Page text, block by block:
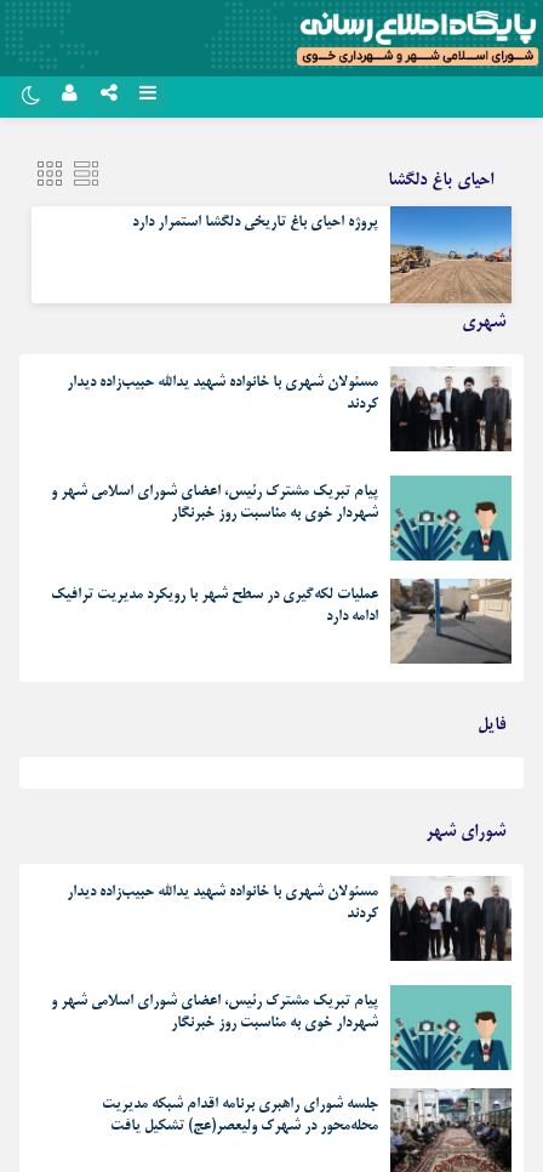
سروش
ایتا
آپارات
رمز عبور
مرا به خاطر بسپار
احیای باغ دلگشا
پروژه احیای باغ تاریخی دلگشا استمرار دارد
شهری
مسئولان شهری با خانواده شهید یدالله حبیب‌زاده دیدار
کردند
پیام تبریک مشترک رئیس، اعضای شورای اسلامی شهر و
شهردار خوی به مناسبت روز خبرنگار
عملیات لکه‌گیری در سطح شهر با رویکرد مدیریت ترافیک
ادامه دارد
فایل
شورای شهر
مسئولان شهری با خانواده شهید یدالله حبیب‌زاده دیدار
کردند
پیام تبریک مشترک رئیس، اعضای شورای اسلامی شهر و
شهردار خوی به مناسبت روز خبرنگار
جلسه شورای راهبری برنامه اقدام شبکه مدیریت
محله‌محور در شهرک ولیعصر(عج) تشکیل یافت